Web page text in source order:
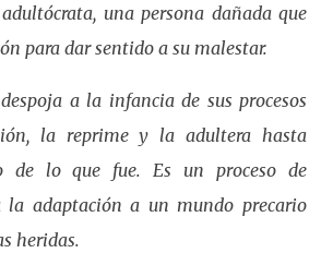
una persona dañada que
para dar sentido a su malestar.
a la infancia de sus procesos
la reprime y la adultera hasta
de lo que fue. Es un proceso de
la adaptación a un mundo precario
heridas.